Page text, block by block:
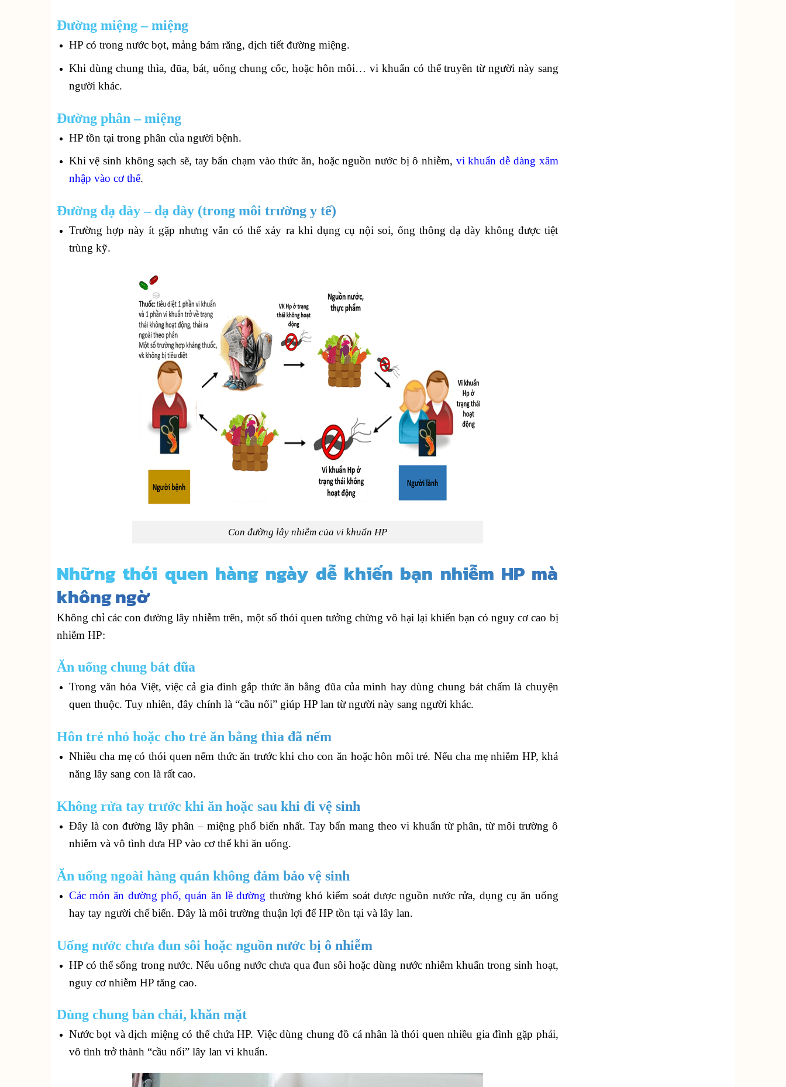
Đường miệng – miệng
HP có trong nước bọt, mảng bám răng, dịch tiết đường miệng.
Khi dùng chung thìa, đũa, bát, uống chung cốc, hoặc hôn môi… vi khuẩn có thể truyền từ người này sang
người khác.
Đường phân – miệng
HP tồn tại trong phân của người bệnh.
Khi vệ sinh không sạch sẽ, tay bẩn chạm vào thức ăn, hoặc nguồn nước bị ô nhiễm, vi khuẩn dễ dàng xâm
nhập vào cơ thể.
Đường dạ dày – dạ dày (trong môi trường y tế)
Trường hợp này ít gặp nhưng vẫn có thể xảy ra khi dụng cụ nội soi, ống thông dạ dày không được tiệt
trùng kỹ.
Con đường lây nhiễm của vi khuẩn HP
Những thói quen hàng ngày dễ khiến bạn nhiễm HP mà
không ngờ
Không chỉ các con đường lây nhiễm trên, một số thói quen tưởng chừng vô hại lại khiến bạn có nguy cơ cao bị
nhiễm HP:
Ăn uống chung bát đũa
Trong văn hóa Việt, việc cả gia đình gắp thức ăn bằng đũa của mình hay dùng chung bát chấm là chuyện
quen thuộc. Tuy nhiên, đây chính là “cầu nối” giúp HP lan từ người này sang người khác.
Hôn trẻ nhỏ hoặc cho trẻ ăn bằng thìa đã nếm
Nhiều cha mẹ có thói quen nếm thức ăn trước khi cho con ăn hoặc hôn môi trẻ. Nếu cha mẹ nhiễm HP, khả
năng lây sang con là rất cao.
Không rửa tay trước khi ăn hoặc sau khi đi vệ sinh
Đây là con đường lây phân – miệng phổ biến nhất. Tay bẩn mang theo vi khuẩn từ phân, từ môi trường ô
nhiễm và vô tình đưa HP vào cơ thể khi ăn uống.
Ăn uống ngoài hàng quán không đảm bảo vệ sinh
Các món ăn đường phố, quán ăn lề đường thường khó kiểm soát được nguồn nước rửa, dụng cụ ăn uống
hay tay người chế biến. Đây là môi trường thuận lợi để HP tồn tại và lây lan.
Uống nước chưa đun sôi hoặc nguồn nước bị ô nhiễm
HP có thể sống trong nước. Nếu uống nước chưa qua đun sôi hoặc dùng nước nhiễm khuẩn trong sinh hoạt,
nguy cơ nhiễm HP tăng cao.
Dùng chung bàn chải, khăn mặt
Nước bọt và dịch miệng có thể chứa HP. Việc dùng chung đồ cá nhân là thói quen nhiều gia đình gặp phải,
vô tình trở thành “cầu nối” lây lan vi khuẩn.